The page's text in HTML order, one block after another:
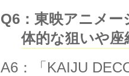
Q6：東映アニメ
体的な狙いや
A6：「KAIJU